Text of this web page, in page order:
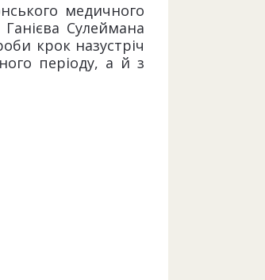
медичного
Ганієва Сулеймана
крок назустріч
періоду, а й з